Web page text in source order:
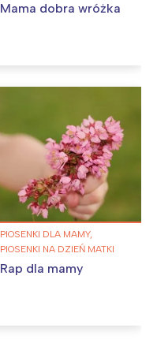
Mama dobra wróżka
PIOSENKI DLA MAMY,
PIOSENKI NA DZIEŃ MATKI
Rap dla mamy